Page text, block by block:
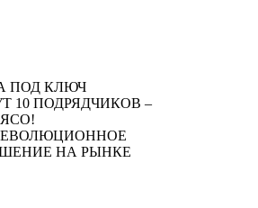
ПОД КЛЮЧ
10 ПОДРЯДЧИКОВ –
НА РЫНКЕ